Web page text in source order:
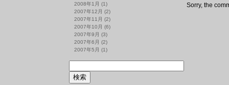
少
Sorry, the
2008年1月 (1)
2007年12月 (2)
2007年11月 (2)
2007年10月 (6)
2007年9月 (3)
2007年6月 (2)
2007年5月 (1)